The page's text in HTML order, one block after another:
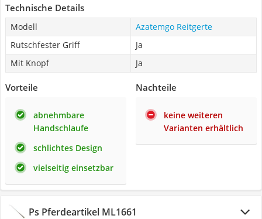
Technische Details
Modell
Azatemgo Reitgerte
Rutschfester Griff
Ja
Mit Knopf
Ja
Vorteile
abnehmbare
Handschlaufe
schlichtes Design
vielseitig einsetzbar
Nachteile
keine weiteren
Varianten erhältlich
Ps Pferdeartikel ML1661